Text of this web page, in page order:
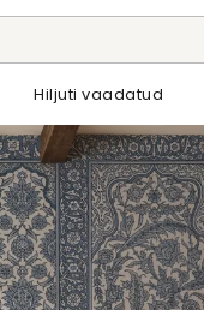
Hiljuti vaadatud